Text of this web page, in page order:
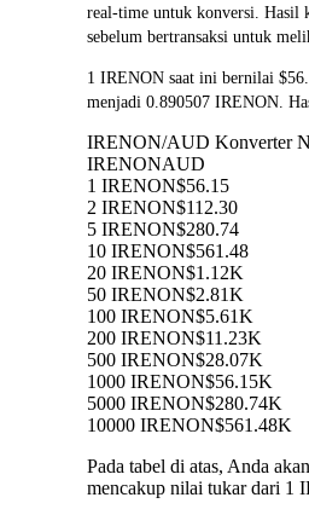
real-time untuk konversi. Hasil
sebelum bertransaksi untuk
1 IRENON saat ini bernilai
menjadi 0.890507 IRENON.
IRENON/AUD Konverter
IRENONAUD
1 IRENON$56.15
2 IRENON$112.30
5 IRENON$280.74
10 IRENON$561.48
20 IRENON$1.12K
50 IRENON$2.81K
100 IRENON$5.61K
200 IRENON$11.23K
500 IRENON$28.07K
1000 IRENON$56.15K
5000 IRENON$280.74K
10000 IRENON$561.48K
Pada tabel di atas, Anda
mencakup nilai tukar dari 1